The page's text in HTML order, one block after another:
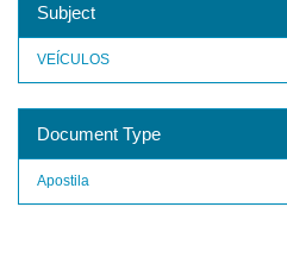
Subject
VEÍCULOS
Document Type
Apostila